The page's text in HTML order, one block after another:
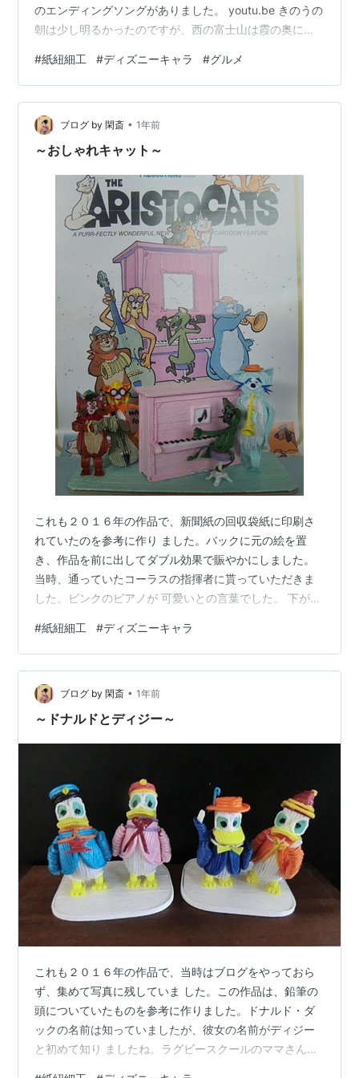
のエンディングソングがありました。 youtu.be きのうの
朝は少し明るかったのですが、西の富士山は霞の奥にひ
ルを２０分やりました。 きのうは妻が女子会で茅ヶ崎
へ。安い中国産のウナギだったのですが、テレビの裏 ワ
ザ放送で習った方法を試しました。 まず、緑茶で２分間
煮込み アルミフォイルをひいたフライパンでパリッと表
面を焼き うな丼にしました。味は国産うなぎ風になって
#紙紐細工 #ディズニーキャラ #グルメ
ブログ by 閑斎 • 1年前
～おしゃれキャット～
これも２０１６年の作品で、新聞紙の回収袋紙に印刷さ
れていたのを参考に作り ました。バックに元の絵を置
き、作品を前に出してダブル効果で賑やかにしました。
当時、通っていたコーラスの指揮者に貰っていただきま
した。ピンクのピアノが 可愛いとの言葉でした。 下が回
youtu.be きのうの朝は明るかったのですが、西の富士山
方面は雲でした。 朝メシ前にラクこぎサイクルを２０分
やりました。 きのうは１２時過ぎ出て 'Pint-Up' でスト
レッチをして、外歩きに。４千歩コースを 行き、往復、
４，３３３歩でした。折しも長女が来て、父の日と言う
#紙紐細工 #ディズニーキャラ
ブログ by 閑斎 • 1年前
～ドナルドとディジー～
これも２０１６年の作品で、当時はブログをやっておら
ず、集めて写真に残していま した。この作品は、鉛筆の
頭についていたものを参考に作りました。ドナルド・ダ
ックの名前は知っていましたが、彼女の名前がディジー
と初めて知り ましたね。ラグビースクールのママさんた